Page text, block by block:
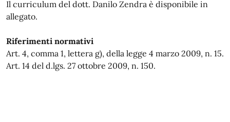
Il curriculum del dott. Danilo Zendra è disponibile in
allegato.
Riferimenti normativi
Art. 4, comma 1, lettera g), della legge 4 marzo 2009, n. 15.
Art. 14 del d.lgs. 27 ottobre 2009, n. 150.